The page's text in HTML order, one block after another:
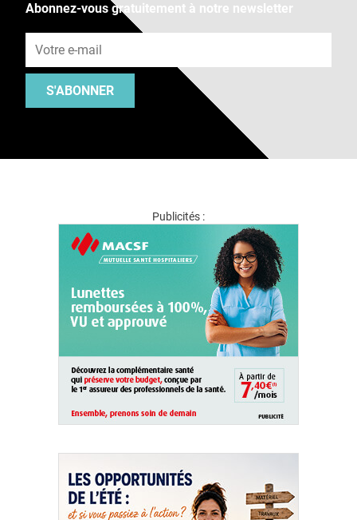
Abonnez-vous gratuitement à notre newsletter
S'ABONNER
Publicités :